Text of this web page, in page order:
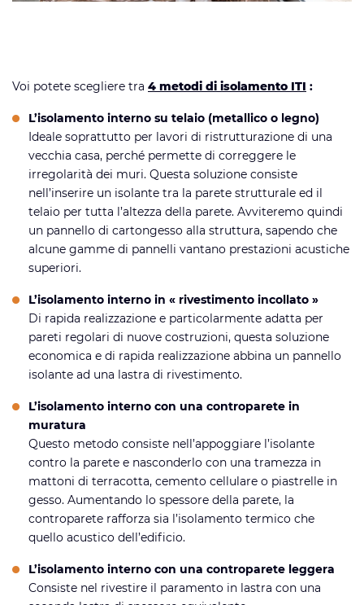
Voi potete scegliere tra 4 metodi di isolamento ITI :
L’isolamento interno su telaio (metallico o legno)
Ideale soprattutto per lavori di ristrutturazione di una
vecchia casa, perché permette di correggere le
irregolarità dei muri. Questa soluzione consiste
nell’inserire un isolante tra la parete strutturale ed il
telaio per tutta l’altezza della parete. Avviteremo quindi
un pannello di cartongesso alla struttura, sapendo che
alcune gamme di pannelli vantano prestazioni acustiche
superiori.
L’isolamento interno in « rivestimento incollato »
Di rapida realizzazione e particolarmente adatta per
pareti regolari di nuove costruzioni, questa soluzione
economica e di rapida realizzazione abbina un pannello
isolante ad una lastra di rivestimento.
L’isolamento interno con una controparete in
muratura
Questo metodo consiste nell’appoggiare l’isolante
contro la parete e nasconderlo con una tramezza in
mattoni di terracotta, cemento cellulare o piastrelle in
gesso. Aumentando lo spessore della parete, la
controparete rafforza sia l’isolamento termico che
quello acustico dell’edificio.
L’isolamento interno con una controparete leggera
Consiste nel rivestire il paramento in lastra con una